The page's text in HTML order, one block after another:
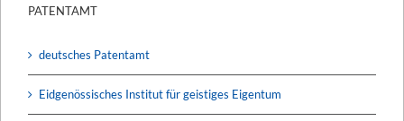
PATENTAMT
deutsches Patentamt
Eidgenössisches Institut für geistiges Eigentum